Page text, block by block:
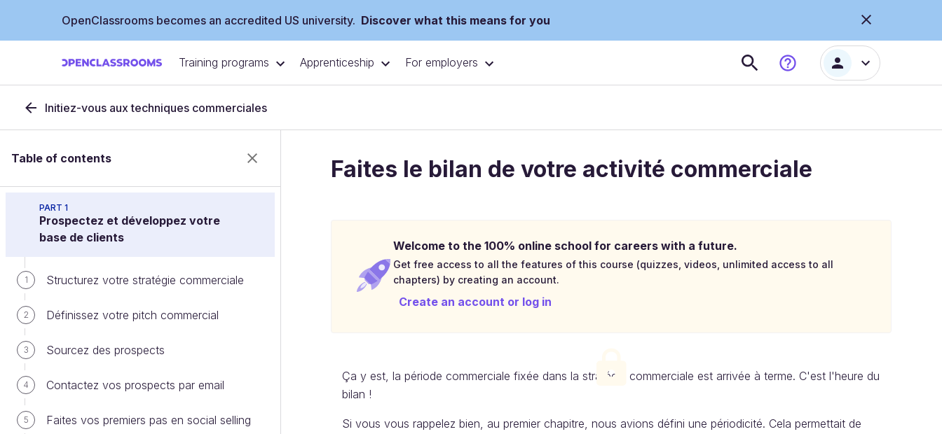
OpenClassrooms becomes an accredited US university. Discover what this means for you
Training programs Apprenticeship For employers
Initiez-vous aux techniques commerciales
Table of contents
PART 1
Prospectez et développez votre
base de clients
1 Structurez votre stratégie commerciale
2 Définissez votre pitch commercial
3 Sourcez des prospects
4 Contactez vos prospects par email
5 Faites vos premiers pas en social selling
Faites le bilan de votre activité commerciale
Welcome to the 100% online school for careers with a future.
Get free access to all the features of this course (quizzes, videos, unlimited access to all
chapters) by creating an account.
Create an account or log in
Ça y est, la période commerciale fixée dans la stratégie commerciale est arrivée à terme. C'est l'heure du
bilan !
Si vous vous rappelez bien, au premier chapitre, nous avions défini une périodicité. Cela permettait de